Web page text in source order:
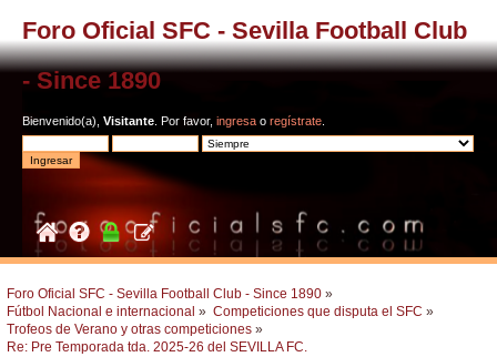
Foro Oficial SFC - Sevilla Football Club
- Since 1890
Bienvenido(a), Visitante . Por favor, ingresa o regístrate
Foro Oficial SFC - Sevilla Football Club - Since 1890 »
Fútbol Nacional e internacional » Competiciones que disputa el SFC »
Trofeos de Verano y otras competiciones »
Re: Pre Temporada tda. 2025-26 del SEVILLA FC.